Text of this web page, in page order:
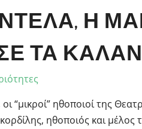
Η
ΤΑ
“μικροί” ηθοποιοί της
ηθοποιός και